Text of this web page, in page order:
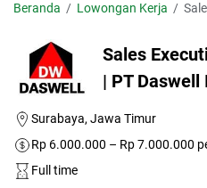
Beranda Lowongan Kerja Sales
Sales
| PT Daswell
Surabaya, Jawa Timur
Rp 6.000.000 – Rp 7.000.000
Full time